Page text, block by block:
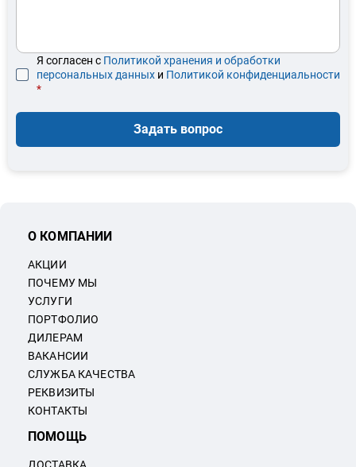
Я согласен с Политикой хранения и обработки
персональных данных и Политикой конфиденциальности
*
Задать вопрос
О КОМПАНИИ
АКЦИИ
ПОЧЕМУ МЫ
УСЛУГИ
ПОРТФОЛИО
ДИЛЕРАМ
ВАКАНСИИ
СЛУЖБА КАЧЕСТВА
РЕКВИЗИТЫ
КОНТАКТЫ
ПОМОЩЬ
ДОСТАВКА